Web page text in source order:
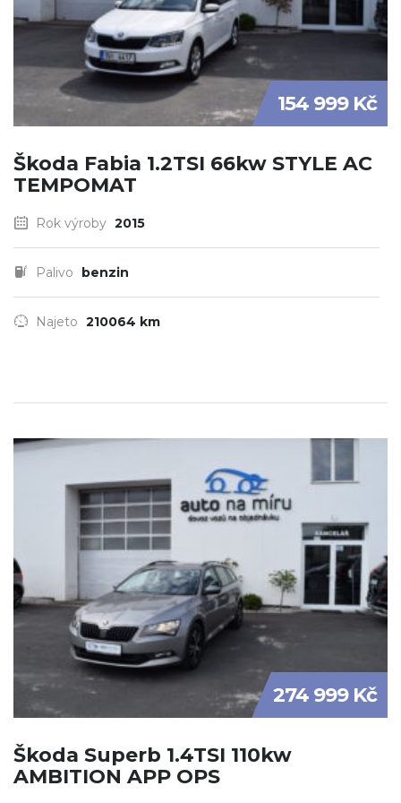
154 999 Kč
Škoda Fabia 1.2TSI 66kw STYLE AC
TEMPOMAT
Rok výroby 2015
Palivo benzin
Najeto 210064 km
274 999 Kč
Škoda Superb 1.4TSI 110kw
AMBITION APP OPS